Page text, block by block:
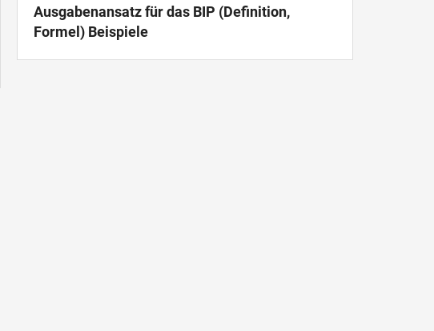
Ausgabenansatz für das BIP (Definition,
Formel) Beispiele